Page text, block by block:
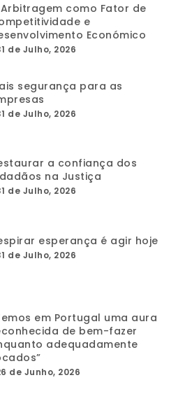
como Fator de
e
Económico
de Julho, 2026
segurança para as
de Julho, 2026
a confiança dos
na Justiça
de Julho, 2026
esperança é agir hoje
de Julho, 2026
em Portugal uma aura
de bem-fazer
adequadamente
de Junho, 2026